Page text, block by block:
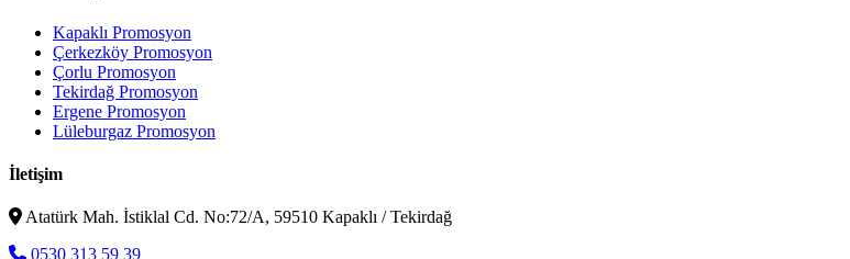
Kapaklı Promosyon
Çerkezköy Promosyon
Çorlu Promosyon
Tekirdağ Promosyon
Ergene Promosyon
Lüleburgaz Promosyon
İletişim
Atatürk Mah. İstiklal Cd. No:72/A, 59510 Kapaklı / Tekirdağ
0530 313 59 39